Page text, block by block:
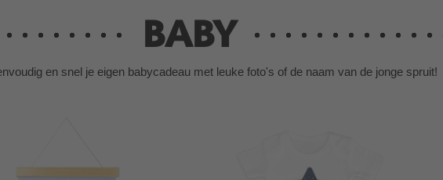
BABY
en snel je eigen babycadeau met leuke foto's of de naam van de jonge spruit!